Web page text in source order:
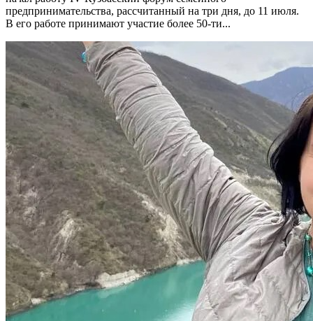
предпринимательства, рассчитанный на три дня, до 11 июля.
В его работе принимают участие более 50-ти...